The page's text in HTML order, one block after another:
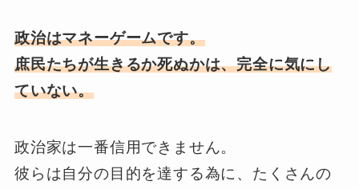
政治はマネーゲームです。
庶民たちが生きるか死ぬかは、完全に気にし
ていない。
政治家は一番信用できません。
彼らは自分の目的を達する為に、たくさんの